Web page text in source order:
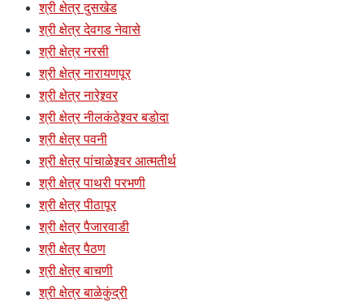
श्री क्षेत्र दुसखेड
श्री क्षेत्र देवगड नेवासे
श्री क्षेत्र नरसी
श्री क्षेत्र नारायणपूर
श्री क्षेत्र नारेश्र्वर
श्री क्षेत्र नीलकंठेश्र्वर बडोदा
श्री क्षेत्र पवनी
श्री क्षेत्र पांचाळेश्र्वर आत्मतीर्थ
श्री क्षेत्र पाथरी परभणी
श्री क्षेत्र पीठापूर
श्री क्षेत्र पैजारवाडी
श्री क्षेत्र पैठण
श्री क्षेत्र बाचणी
श्री क्षेत्र बाळेकुंद्री